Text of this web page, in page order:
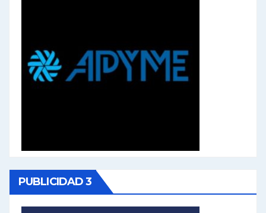
PUBLICIDAD 3